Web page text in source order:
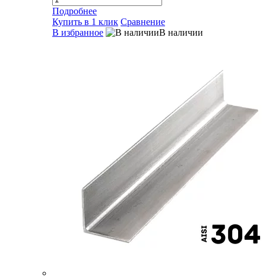
Подробнее
Купить в 1 клик Сравнение
В избранное
В наличии